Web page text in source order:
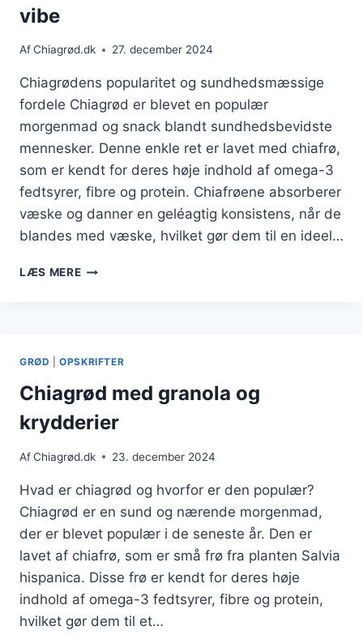
vibe
AfChiagrød.dk 27. december 2024
Chiagrødens popularitet og sundhedsmæssige
fordele Chiagrød er blevet en populær
morgenmad og snack blandt sundhedsbevidste
mennesker. Denne enkle ret er lavet med chiafrø,
som er kendt for deres høje indhold af omega-3
fedtsyrer, fibre og protein. Chiafrøene absorberer
væske og danner en geléagtig konsistens, når de
blandes med væske, hvilket gør dem til en ideel…
LÆS MERECHIAGRØD
GRØD |OPSKRIFTER
Chiagrød med granola og
krydderier
AfChiagrød.dk 23. december 2024
Hvad er chiagrød og hvorfor er den populær?
Chiagrød er en sund og nærende morgenmad,
der er blevet populær i de seneste år. Den er
lavet af chiafrø, som er små frø fra planten Salvia
hispanica. Disse frø er kendt for deres høje
indhold af omega-3 fedtsyrer, fibre og protein,
hvilket gør dem til et…